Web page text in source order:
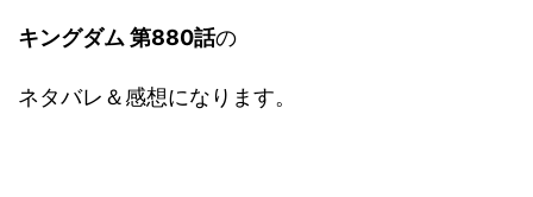
キングダム 第880話の
ネタバレ＆感想になります。